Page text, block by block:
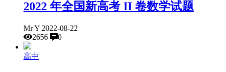
2022 年全国新高考 II 卷数学试题
Mr Y 2022-08-22
2656
0
高中